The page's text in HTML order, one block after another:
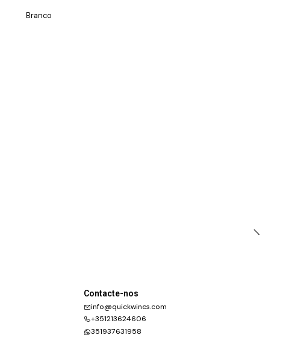
Branco
Contacte-nos
info@quickwines.com
+351213624606
351937631958